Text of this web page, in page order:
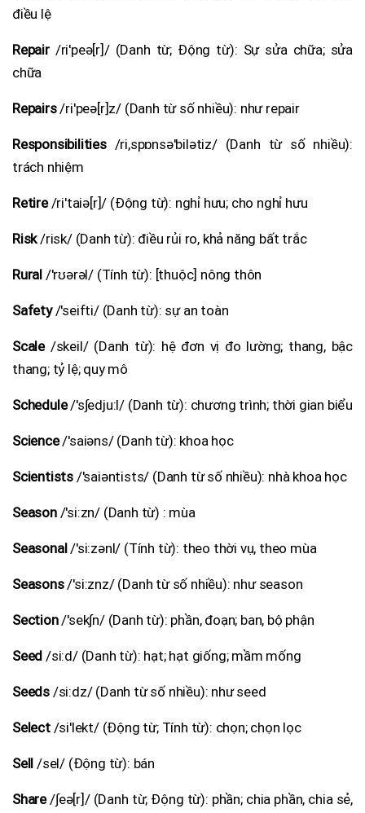
điều lệ
Repair/ri'peə[r]/ (Danh từ; Động từ): Sự sửa chữa; sửa
chữa
Repairs/ri'peə[r]z/ (Danh từ số nhiều): như repair
Responsibilities/ri,spɒnsə'bilətiz/ (Danh từ số nhiều):
trách nhiệm
Retire/ri'taiə[r]/ (Động từ): nghỉ hưu; cho nghỉ hưu
Risk/risk/ (Danh từ): điều rủi ro, khả năng bất trắc
Rural /'rʊərəl/ (Tính từ): [thuộc] nông thôn
Safety/'seifti/ (Danh từ): sự an toàn
Scale/skeil/ (Danh từ): hệ đơn vị đo lường; thang, bậc
thang; tỷ lệ; quy mô
Schedule/'s∫edju:l/ (Danh từ): chương trình; thời gian biểu
Science/'saiəns/ (Danh từ): khoa học
Scientists /'saiəntists/ (Danh từ số nhiều): nhà khoa học
Season/'si:zn/ (Danh từ) : mùa
Seasonal/'si:zənl/ (Tính từ): theo thời vụ, theo mùa
Seasons/'si:znz/ (Danh từ số nhiều): như season
Section/'sek∫n/ (Danh từ): phần, đoạn; ban, bộ phận
Seed /si:d/ (Danh từ): hạt; hạt giống; mầm mống
Seeds /si:dz/ (Danh từ số nhiều): như seed
Select/si'lekt/ (Động từ; Tính từ): chọn; chọn lọc
Sell /sel/ (Động từ): bán
Share/∫eə[r]/ (Danh từ; Động từ): phần; chia phần, chia sẻ,